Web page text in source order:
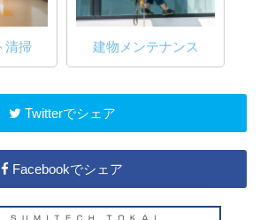
ンス 各種イベント清掃
Twitterでシェア
Facebookでシェア